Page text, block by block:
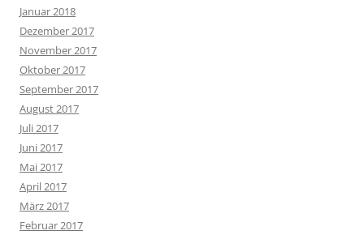
Januar 2018
Dezember 2017
November 2017
Oktober 2017
September 2017
August 2017
Juli 2017
Juni 2017
Mai 2017
April 2017
März 2017
Februar 2017